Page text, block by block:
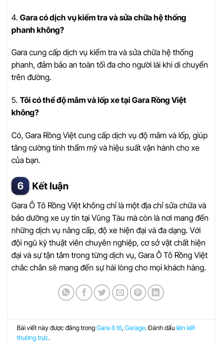
4. Gara có dịch vụ kiểm tra và sửa chữa hệ thống
phanh không?
Gara cung cấp dịch vụ kiểm tra và sửa chữa hệ thống
phanh, đảm bảo an toàn tối đa cho người lái khi di chuyển
trên đường.
5. Tôi có thể độ mâm và lốp xe tại Gara Rồng Việt
không?
Có, Gara Rồng Việt cung cấp dịch vụ độ mâm và lốp, giúp
tăng cường tính thẩm mỹ và hiệu suất vận hành cho xe
của bạn.
Kết luận
Gara Ô Tô Rồng Việt không chỉ là một địa chỉ sửa chữa và
bảo dưỡng xe uy tín tại Vũng Tàu mà còn là nơi mang đến
những dịch vụ nâng cấp, độ xe hiện đại và đa dạng. Với
đội ngũ kỹ thuật viên chuyên nghiệp, cơ sở vật chất hiện
đại và sự tận tâm trong từng dịch vụ, Gara Ô Tô Rồng Việt
chắc chắn sẽ mang đến sự hài lòng cho mọi khách hàng.
Bài viết này được đăng trongGara ô tô,Garage. Đánh dấuliên kết
thường trực.